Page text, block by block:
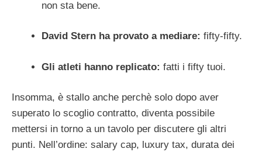
non sta bene.
David Stern ha provato a mediare: fifty-fifty.
Gli atleti hanno replicato: fatti i fifty tuoi.
Insomma, è stallo anche perchè solo dopo aver
superato lo scoglio contratto, diventa possibile
mettersi in torno a un tavolo per discutere gli altri
punti. Nell’ordine: salary cap, luxury tax, durata dei